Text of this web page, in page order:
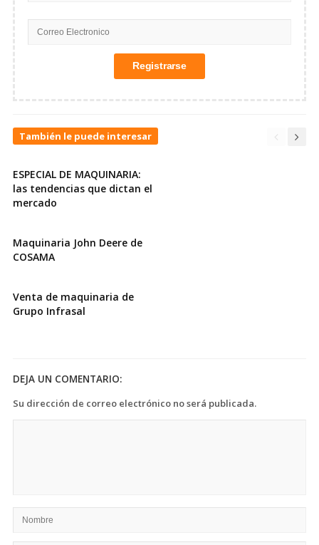
También le puede interesar
ESPECIAL DE MAQUINARIA:
las tendencias que dictan el
mercado
Maquinaria John Deere de
COSAMA
Venta de maquinaria de
Grupo Infrasal
DEJA UN COMENTARIO:
Su dirección de correo electrónico no será publicada.